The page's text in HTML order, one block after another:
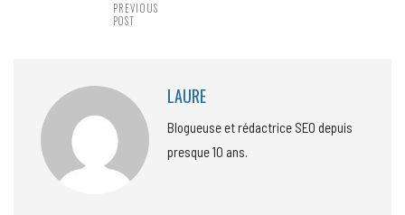
PREVIOUS
POST
LAURE
Blogueuse et rédactrice SEO depuis
presque 10 ans.